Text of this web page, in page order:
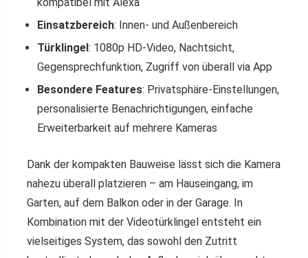
Einsatzbereich: Innen- und Außenbereich
Türklingel: 1080p HD-Video, Nachtsicht,
Gegensprechfunktion, Zugriff von überall via App
Besondere Features: Privatsphäre-Einstellungen,
personalisierte Benachrichtigungen, einfache
Erweiterbarkeit auf mehrere Kameras
Dank der kompakten Bauweise lässt sich die Kamera
nahezu überall platzieren – am Hauseingang, im
Garten, auf dem Balkon oder in der Garage. In
Kombination mit der Videotürklingel entsteht ein
vielseitiges System, das sowohl den Zutritt